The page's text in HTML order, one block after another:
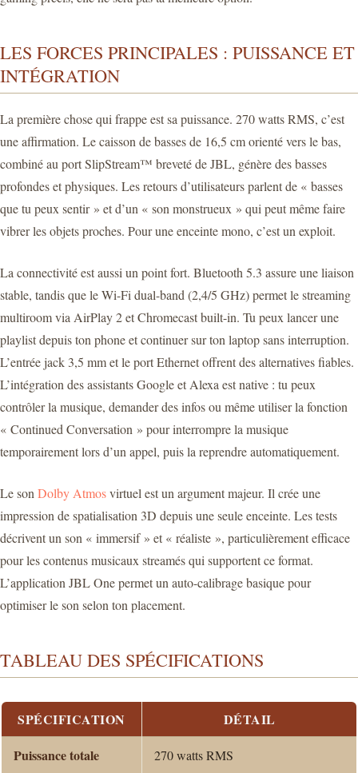
LES FORCES PRINCIPALES : PUISSANCE ET
INTÉGRATION
La première chose qui frappe est sa puissance. 270 watts RMS, c’est
une affirmation. Le caisson de basses de 16,5 cm orienté vers le bas,
combiné au port SlipStream™ breveté de JBL, génère des basses
profondes et physiques. Les retours d’utilisateurs parlent de « basses
que tu peux sentir » et d’un « son monstrueux » qui peut même faire
vibrer les objets proches. Pour une enceinte mono, c’est un exploit.
La connectivité est aussi un point fort. Bluetooth 5.3 assure une liaison
stable, tandis que le Wi-Fi dual-band (2,4/5 GHz) permet le streaming
multiroom via AirPlay 2 et Chromecast built-in. Tu peux lancer une
playlist depuis ton phone et continuer sur ton laptop sans interruption.
L’entrée jack 3,5 mm et le port Ethernet offrent des alternatives fiables.
L’intégration des assistants Google et Alexa est native : tu peux
contrôler la musique, demander des infos ou même utiliser la fonction
« Continued Conversation » pour interrompre la musique
temporairement lors d’un appel, puis la reprendre automatiquement.
Le son Dolby Atmosvirtuel est un argument majeur. Il crée une
impression de spatialisation 3D depuis une seule enceinte. Les tests
décrivent un son « immersif » et « réaliste », particulièrement efficace
pour les contenus musicaux streamés qui supportent ce format.
L’application JBL One permet un auto-calibrage basique pour
optimiser le son selon ton placement.
TABLEAU DES SPÉCIFICATIONS
SPÉCIFICATION
DÉTAIL
Puissance totale
270 watts RMS